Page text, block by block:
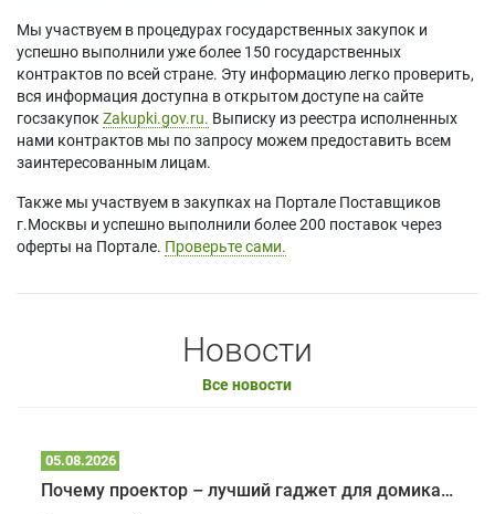
Мы участвуем в процедурах государственных закупок и
успешно выполнили уже более 150 государственных
контрактов по всей стране. Эту информацию легко проверить,
вся информация доступна в открытом доступе на сайте
госзакупок Zakupki.gov.ru. Выписку из реестра исполненных
нами контрактов мы по запросу можем предоставить всем
заинтересованным лицам.
Также мы участвуем в закупках на Портале Поставщиков
г.Москвы и успешно выполнили более 200 поставок через
оферты на Портале. Проверьте сами.
Новости
Все новости
05.08.2026
Почему проектор – лучший гаджет для домика в глэмпинге